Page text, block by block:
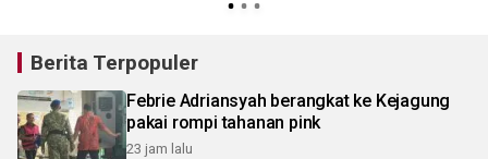
Berita Terpopuler
Febrie Adriansyah berangkat ke Kejagung
pakai rompi tahanan pink
23 jam lalu